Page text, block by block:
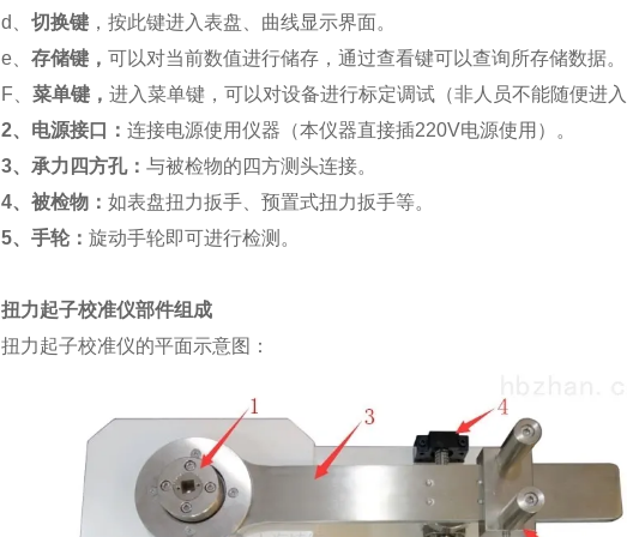
d、 切换键，按此键进入表盘、曲线显示界面。
e、 存储键， 可以对当前数值进行储存，通过查看键可以查询所存储数据。
F、 菜单键， 进入菜单键，可以对设备进行标定调试（非人员不能随便进
2、电源接口： 连接电源使用仪器（本仪器直接插220V电源使用）。
3、承力四方孔： 与被检物的四方测头连接。
4、被检物： 如表盘扭力扳手、预置式扭力扳手等。
5、手轮： 旋动手轮即可进行检测。
扭力起子校准仪部件组成
扭力起子校准仪的平面示意图：